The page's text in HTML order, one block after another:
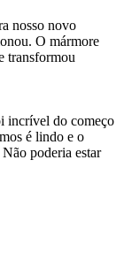
nosso novo
O mármore
transformou
incrível do começo
é lindo e o
poderia estar